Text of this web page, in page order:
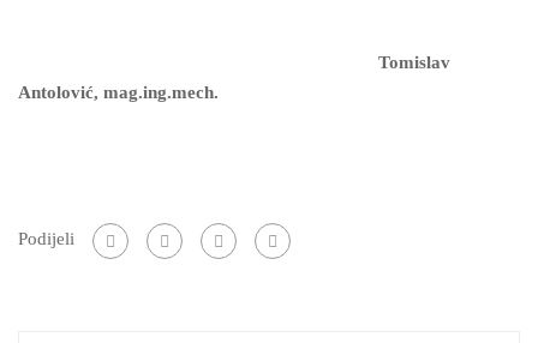
Tomislav
Antolović, mag.ing.mech.
Podijeli